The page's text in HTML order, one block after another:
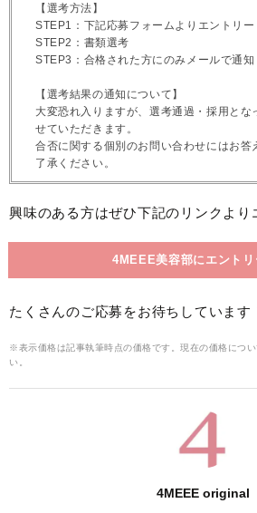
【選考方法】
STEP1：下記応募フォームよりエントリー
STEP2：書類選考
STEP3：合格された方にのみメールで通知
【選考結果の通知について】
大変恐れ入りますが、選考通過・採用とな
せていただきます。
合否に関する個別のお問い合わせにはお答
了承ください。
興味のある方はぜひ下記のリンクより
4MEEE美容部にエントリ
たくさんのご応募をお待ちしています
※表示価格は記事執筆時点の価格です。現在の価格につ
い。
4MEEE original